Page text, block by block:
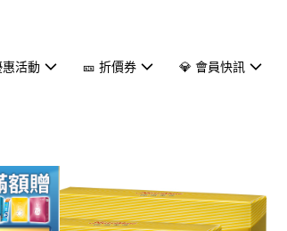
惠活動 🎫 折價券 💎 會員快訊